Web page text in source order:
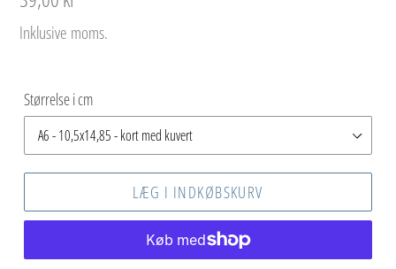
Inklusive moms.
Størrelse i cm
LÆG I INDKØBSKURV